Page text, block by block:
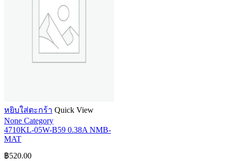
หยิบใส่ตะกร้า Quick View
None Category
4710KL-05W-B59 0.38A NMB-
MAT
฿520.00